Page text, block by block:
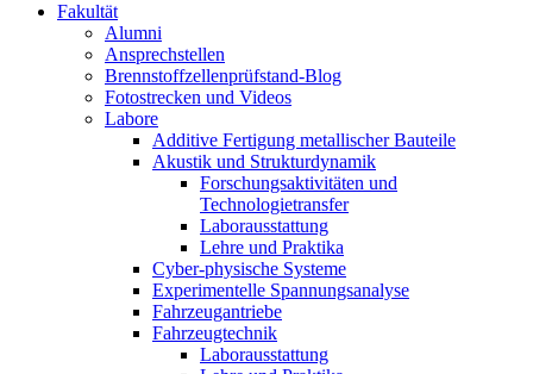
Fakultät
Alumni
Ansprechstellen
Brennstoffzellenprüfstand-Blog
Fotostrecken und Videos
Labore
Additive Fertigung metallischer Bauteile
Akustik und Strukturdynamik
Forschungsaktivitäten und
Technologietransfer
Laborausstattung
Lehre und Praktika
Cyber-physische Systeme
Experimentelle Spannungsanalyse
Fahrzeugantriebe
Fahrzeugtechnik
Laborausstattung